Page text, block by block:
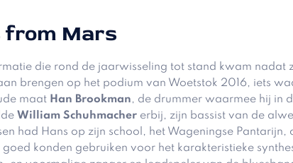
from Mars
die rond de jaarwisseling tot stand kwam nadat
brengen op het podium van Woetstok 2016, iets
maat Han Brookman, de drummer waarmee hij in
William Schuhmacher erbij, zijn bassist van de
had Hans op zijn school, het Wageningse
konden gebruiken voor het karakteristieke